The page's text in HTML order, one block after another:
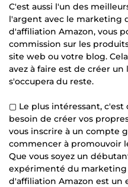
C'est aussi l'un des
l'argent avec le marketing
d'affiliation Amazon, vous
commission sur les
site web ou votre blog.
avez à faire est de créer
s'occupera du reste.
▢ Le plus intéressant, c'est
besoin de créer vos
vous inscrire à un compte
commencer à promouvoir
Que vous soyez un
expérimenté du
d'affiliation Amazon est